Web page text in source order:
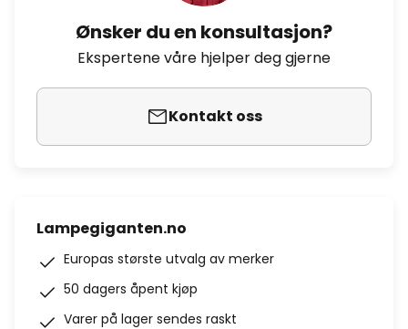
Ønsker du en konsultasjon?
Ekspertene våre hjelper deg gjerne
Kontakt oss
Lampegiganten.no
Europas største utvalg av merker
50 dagers åpent kjøp
Varer på lager sendes raskt